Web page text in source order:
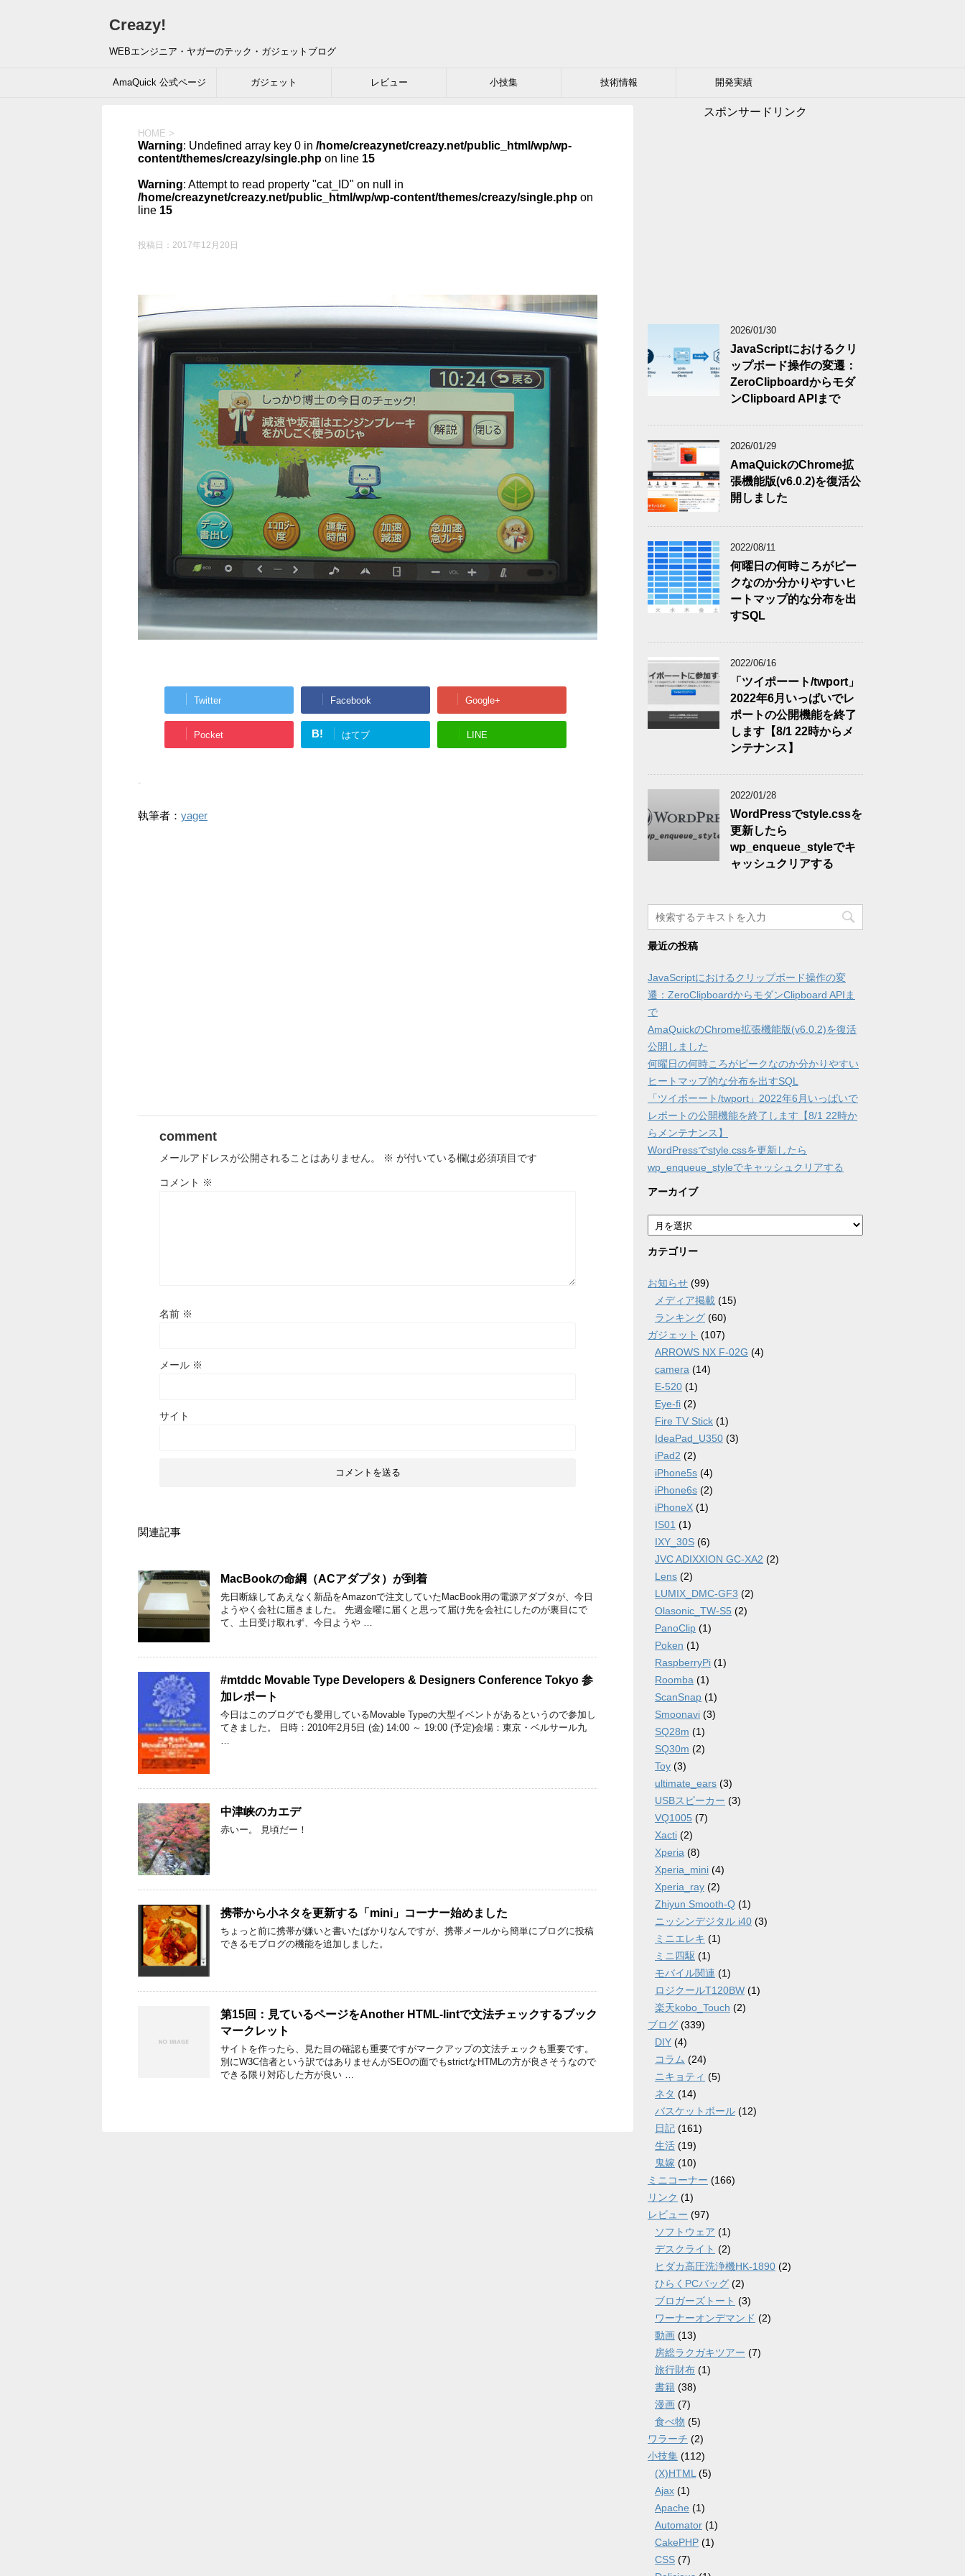
Creazy!
WEBエンジニア・ヤガーのテック・ガジェットブログ
AmaQuick 公式ページ ガジェット レビュー 小技集 技術情報 開発実績
HOME >
Warning: Undefined array key 0 in /home/creazynet/creazy.net/public_html/wp/wp-
content/themes/creazy/single.php on line 15
Warning: Attempt to read property "cat_ID" on null in
/home/creazynet/creazy.net/public_html/wp/wp-content/themes/creazy/single.php on
line 15
投稿日： 2017年12月20日
Twitter Facebook Google+
Pocket B! はてブ LINE
-
執筆者： yager
comment
メールアドレスが公開されることはありません。 ※ が付いている欄は必須項目です
コメント ※
名前 ※
メール ※
サイト
関連記事
MacBookの命綱（ACアダプタ）が到着
先日断線してあえなく新品をAmazonで注文していたMacBook用の電源アダプタが、今日
ようやく会社に届きました。 先週金曜に届くと思って届け先を会社にしたのが裏目にで
て、土日受け取れず、今日ようや …
#mtddc Movable Type Developers & Designers Conference Tokyo 参
加レポート
今日はこのブログでも愛用しているMovable Typeの大型イベントがあるというので参加し
てきました。 日時：2010年2月5日 (金) 14:00 ～ 19:00 (予定)会場：東京・ベルサール九
…
中津峡のカエデ
赤いー。 見頃だー！
携帯から小ネタを更新する「mini」コーナー始めました
ちょっと前に携帯が嫌いと書いたばかりなんですが、携帯メールから簡単にブログに投稿
できるモブログの機能を追加しました。
第15回：見ているページをAnother HTML-lintで文法チェックするブック
マークレット
サイトを作ったら、見た目の確認も重要ですがマークアップの文法チェックも重要です。
別にW3C信者という訳ではありませんがSEOの面でもstrictなHTMLの方が良さそうなので
できる限り対応した方が良い …
スポンサードリンク
2026/01/30
JavaScriptにおけるクリ
ップボード操作の変遷：
ZeroClipboardからモダ
ンClipboard APIまで
2026/01/29
AmaQuickのChrome拡
張機能版(v6.0.2)を復活公
開しました
2022/08/11
何曜日の何時ころがピー
クなのか分かりやすいヒ
ートマップ的な分布を出
すSQL
2022/06/16
「ツイポーート/twport」
2022年6月いっぱいでレ
ポートの公開機能を終了
します【8/1 22時からメ
ンテナンス】
2022/01/28
WordPressでstyle.cssを
更新したら
wp_enqueue_styleでキ
ャッシュクリアする
最近の投稿
JavaScriptにおけるクリップボード操作の変
遷：ZeroClipboardからモダンClipboard APIま
で
AmaQuickのChrome拡張機能版(v6.0.2)を復活
公開しました
何曜日の何時ころがピークなのか分かりやすい
ヒートマップ的な分布を出すSQL
「ツイポーート/twport」2022年6月いっぱいで
レポートの公開機能を終了します【8/1 22時か
らメンテナンス】
WordPressでstyle.cssを更新したら
wp_enqueue_styleでキャッシュクリアする
アーカイブ
ア
ー
カ
ブ
カテゴリー
お知らせ (99)
メディア掲載 (15)
ランキング (60)
ガジェット (107)
ARROWS NX F-02G (4)
camera (14)
E-520 (1)
Eye-fi (2)
Fire TV Stick (1)
IdeaPad_U350 (3)
iPad2 (2)
iPhone5s (4)
iPhone6s (2)
iPhoneX (1)
IS01 (1)
IXY_30S (6)
JVC ADIXXION GC-XA2 (2)
Lens (2)
LUMIX_DMC-GF3 (2)
Olasonic_TW-S5 (2)
PanoClip (1)
Poken (1)
RaspberryPi (1)
Roomba (1)
ScanSnap (1)
Smoonavi (3)
SQ28m (1)
SQ30m (2)
Toy (3)
ultimate_ears (3)
USBスピーカー (3)
VQ1005 (7)
Xacti (2)
Xperia (8)
Xperia_mini (4)
Xperia_ray (2)
Zhiyun Smooth-Q (1)
ニッシンデジタル i40 (3)
ミニエレキ (1)
ミニ四駆 (1)
モバイル関連 (1)
ロジクールT120BW (1)
楽天kobo_Touch (2)
ブログ (339)
DIY (4)
コラム (24)
ニキョティ (5)
ネタ (14)
バスケットボール (12)
日記 (161)
生活 (19)
鬼嫁 (10)
ミニコーナー (166)
リンク (1)
レビュー (97)
ソフトウェア (1)
デスクライト (2)
ヒダカ高圧洗浄機HK-1890 (2)
ひらくPCバッグ (2)
ブロガーズトート (3)
ワーナーオンデマンド (2)
動画 (13)
房総ラクガキツアー (7)
旅行財布 (1)
書籍 (38)
漫画 (7)
食べ物 (5)
ワラーチ (2)
小技集 (112)
(X)HTML (5)
Ajax (1)
Apache (1)
Automator (1)
CakePHP (1)
CSS (7)